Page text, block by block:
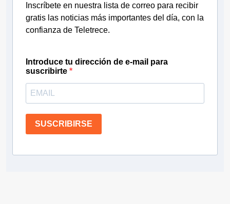
Inscríbete en nuestra lista de correo para recibir
gratis las noticias más importantes del día, con la
confianza de Teletrece.
Introduce tu dirección de e-mail para
suscribirte
SUSCRIBIRSE